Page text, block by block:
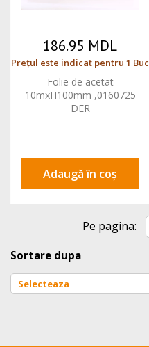
186.95 MDL
Prețul este indicat pentru 1 Buc
Folie de acetat
10mxH100mm ,0160725
DER
Adaugă în coș
Pe pagina:
Sortare dupa